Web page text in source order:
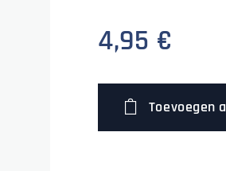
4,95 €
Toevoegen